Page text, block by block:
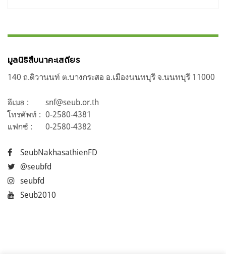
มูลนิธิสืบนาคะเสถียร
140 ถ.ติวานนท์ ต.บางกระสอ อ.เมืองนนทบุรี จ.นนทบุรี 11000
อีเมล :
snf@seub.or.th
โทรศัพท์ : 0-2580-4381
แฟกซ์ :
0-2580-4382
SeubNakhasathienFD
@seubfd
seubfd
Seub2010